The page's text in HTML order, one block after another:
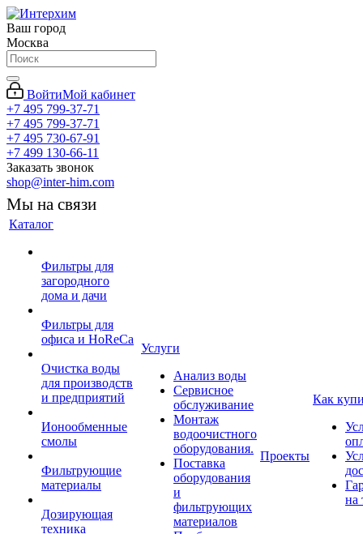
Ваш город
Москва
ВойтиМой кабинет
+7 495 799-37-71
+7 495 799-37-71
+7 495 730-67-91
+7 499 130-66-11
Заказать звонок
shop@inter-him.com
Мы на связи
Каталог
Фильтры для
загородного
дома и дачи
Фильтры для
офиса и HoReCa
Очистка воды
для производств
и предприятий
Ионообменные
смолы
Фильтрующие
материалы
Дозирующая
техника
Услуги
Анализ воды
Сервисное
обслуживание
Монтаж
водоочистного
оборудования.
Поставка
оборудования
и
фильтрующих
материалов
Проекты
Как
на